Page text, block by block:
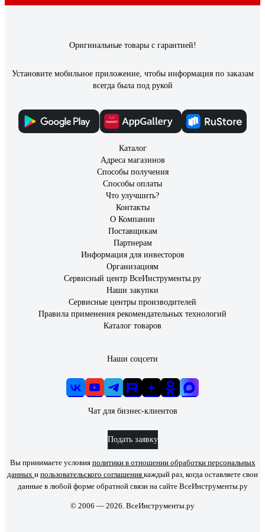
Оригинальные товары с гарантией!
Установите мобильное приложение, чтобы информация по заказам
всегда была под рукой
Каталог
Адреса магазинов
Способы получения
Способы оплаты
Что улучшить?
Контакты
О Компании
Поставщикам
Партнерам
Информация для инвесторов
Организациям
Сервисный центр ВсеИнструменты.ру
Наши закупки
Сервисные центры производителей
Правила применения рекомендательных технологий
Каталог товаров
Наши соцсети
Чат для бизнес-клиентов
Подать заявку
Вы принимаете условия политики в отношении обработки персональных
данных и пользовательского соглашения каждый раз, когда оставляете свои
данные в любой форме обратной связи на сайте ВсеИнструменты.ру
© 2006 — 2026. ВсеИнструменты.ру